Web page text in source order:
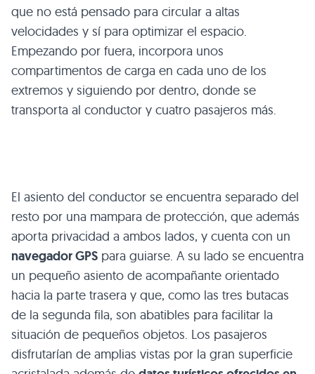
que no está pensado para circular a altas
velocidades y sí para optimizar el espacio.
Empezando por fuera, incorpora unos
compartimentos de carga en cada uno de los
extremos y siguiendo por dentro, donde se
transporta al conductor y cuatro pasajeros más.
El asiento del conductor se encuentra separado del
resto por una mampara de protección, que además
aporta privacidad a ambos lados, y cuenta con un
navegadorGPS para guiarse. A su lado se encuentra
un pequeño asiento de acompañante orientado
hacia la parte trasera y que, como las tres butacas
de la segunda fila, son abatibles para facilitar la
situación de pequeños objetos. Los pasajeros
disfrutarían de amplias vistas por la gran superficie